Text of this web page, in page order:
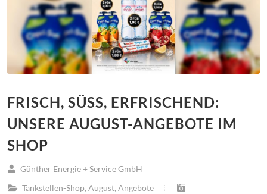
FRISCH, SÜSS, ERFRISCHEND:
UNSERE AUGUST-ANGEBOTE IM
SHOP
Günther Energie + Service GmbH
Tankstellen-Shop,August,Angebote